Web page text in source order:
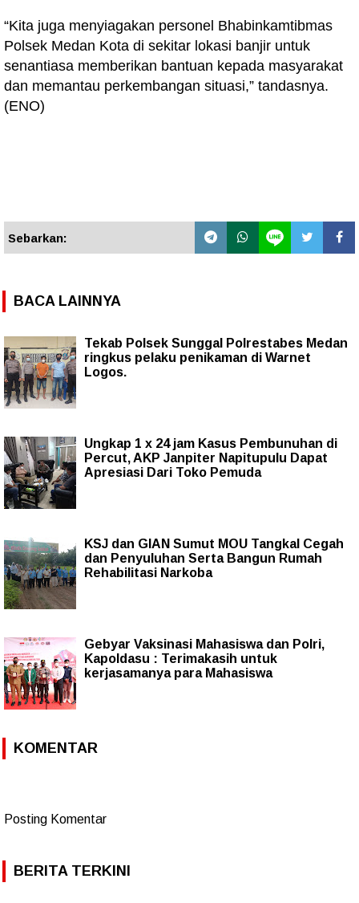
“Kita juga menyiagakan personel Bhabinkamtibmas
Polsek Medan Kota di sekitar lokasi banjir untuk
senantiasa memberikan bantuan kepada masyarakat
dan memantau perkembangan situasi,” tandasnya.
(ENO)
Sebarkan:
BACA LAINNYA
Tekab Polsek Sunggal Polrestabes Medan
ringkus pelaku penikaman di Warnet
Logos.
Ungkap 1 x 24 jam Kasus Pembunuhan di
Percut, AKP Janpiter Napitupulu Dapat
Apresiasi Dari Toko Pemuda
KSJ dan GIAN Sumut MOU Tangkal Cegah
dan Penyuluhan Serta Bangun Rumah
Rehabilitasi Narkoba
Gebyar Vaksinasi Mahasiswa dan Polri,
Kapoldasu : Terimakasih untuk
kerjasamanya para Mahasiswa
KOMENTAR
Posting Komentar
BERITA TERKINI